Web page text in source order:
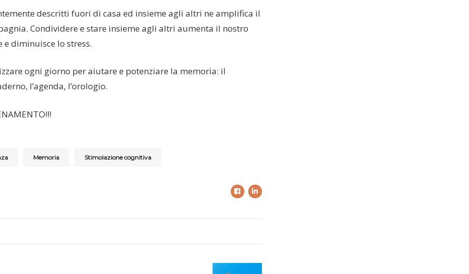
descritti fuori di casa ed insieme agli altri ne amplifica il
Condividere e stare insieme agli altri aumenta il nostro
diminuisce lo stress.
ogni giorno per aiutare e potenziare la memoria: il
l’agenda, l’orologio.
Memoria Stimolazione cognitiva